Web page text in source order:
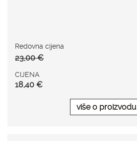
Redovna cijena
23,00 €
CIJENA
18,40 €
više o proizvodu